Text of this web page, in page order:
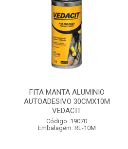
FITA MANTA ALUMINIO
AUTOADESIVO 30CMX10M
VEDACIT
Código: 19070
Embalagem: RL-10M